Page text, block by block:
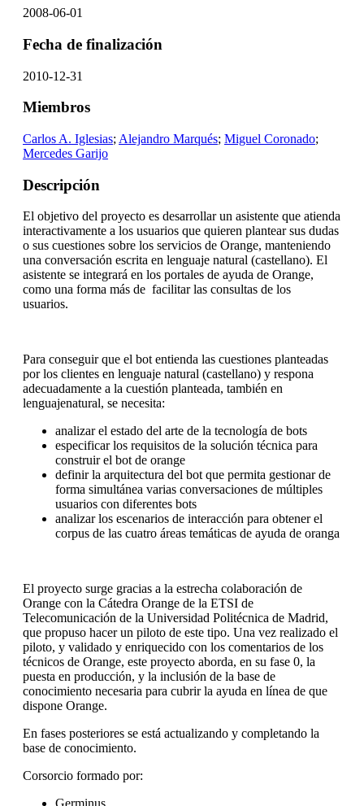
2008-06-01
Fecha de finalización
2010-12-31
Miembros
Carlos A. Iglesias; Alejandro Marqués; Miguel Coronado;
Mercedes Garijo
Descripción
El objetivo del proyecto es desarrollar un asistente que atienda
interactivamente a los usuarios que quieren plantear sus dudas
o sus cuestiones sobre los servicios de Orange, manteniendo
una conversación escrita en lenguaje natural (castellano). El
asistente se integrará en los portales de ayuda de Orange,
como una forma más de facilitar las consultas de los
usuarios.
Para conseguir que el bot entienda las cuestiones planteadas
por los clientes en lenguaje natural (castellano) y respona
adecuadamente a la cuestión planteada, también en
lenguajenatural, se necesita:
analizar el estado del arte de la tecnología de bots
especificar los requisitos de la solución técnica para
construir el bot de orange
definir la arquitectura del bot que permita gestionar de
forma simultánea varias conversaciones de múltiples
usuarios con diferentes bots
analizar los escenarios de interacción para obtener el
corpus de las cuatro áreas temáticas de ayuda de oranga
El proyecto surge gracias a la estrecha colaboración de
Orange con la Cátedra Orange de la ETSI de
Telecomunicación de la Universidad Politécnica de Madrid,
que propuso hacer un piloto de este tipo. Una vez realizado el
piloto, y validado y enriquecido con los comentarios de los
técnicos de Orange, este proyecto aborda, en su fase 0, la
puesta en producción, y la inclusión de la base de
conocimiento necesaria para cubrir la ayuda en línea de que
dispone Orange.
En fases posteriores se está actualizando y completando la
base de conocimiento.
Corsorcio formado por: